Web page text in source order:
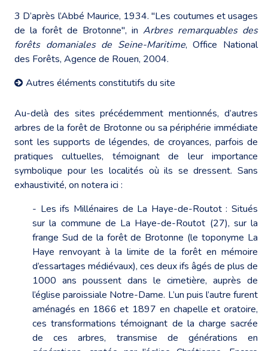
3 D’après l’Abbé Maurice, 1934. "Les coutumes et usages
de la forêt de Brotonne", in Arbres remarquables des
forêts domaniales de Seine-Maritime, Office National
des Forêts, Agence de Rouen, 2004.
Autres éléments constitutifs du site
Au-delà des sites précédemment mentionnés, d’autres
arbres de la forêt de Brotonne ou sa périphérie immédiate
sont les supports de légendes, de croyances, parfois de
pratiques cultuelles, témoignant de leur importance
symbolique pour les localités où ils se dressent. Sans
exhaustivité, on notera ici :
- Les ifs Millénaires de La Haye-de-Routot : Situés
sur la commune de La Haye-de-Routot (27), sur la
frange Sud de la forêt de Brotonne (le toponyme La
Haye renvoyant à la limite de la forêt en mémoire
d’essartages médiévaux), ces deux ifs âgés de plus de
1000 ans poussent dans le cimetière, auprès de
l’église paroissiale Notre-Dame. L’un puis l’autre furent
aménagés en 1866 et 1897 en chapelle et oratoire,
ces transformations témoignant de la charge sacrée
de ces arbres, transmise de générations en